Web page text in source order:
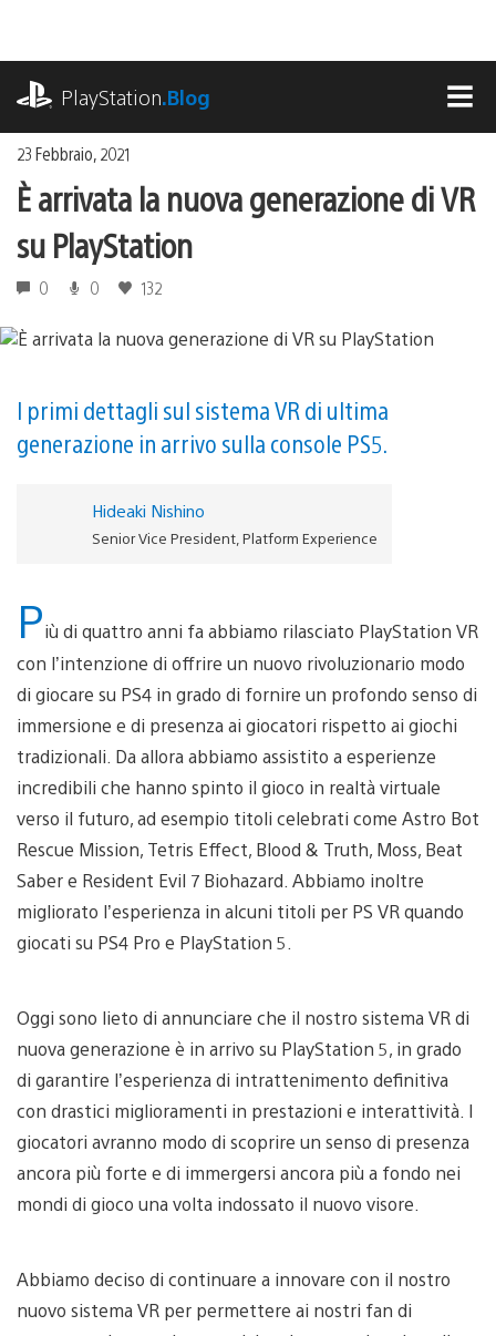
contenuto
PlayStation.Blog
23 Febbraio, 2021
È arrivata la nuova generazione di VR
su PlayStation
0 0 132
I primi dettagli sul sistema VR di ultima
generazione in arrivo sulla console PS5.
Hideaki Nishino
Senior Vice President, Platform Experience
Più di quattro anni fa abbiamo rilasciato PlayStation VR
con l’intenzione di offrire un nuovo rivoluzionario modo
di giocare su PS4 in grado di fornire un profondo senso di
immersione e di presenza ai giocatori rispetto ai giochi
tradizionali. Da allora abbiamo assistito a esperienze
incredibili che hanno spinto il gioco in realtà virtuale
verso il futuro, ad esempio titoli celebrati come Astro Bot
Rescue Mission, Tetris Effect, Blood & Truth, Moss, Beat
Saber e Resident Evil 7 Biohazard. Abbiamo inoltre
migliorato l’esperienza in alcuni titoli per PS VR quando
giocati su PS4 Pro e PlayStation 5.
Oggi sono lieto di annunciare che il nostro sistema VR di
nuova generazione è in arrivo su PlayStation 5, in grado
di garantire l’esperienza di intrattenimento definitiva
con drastici miglioramenti in prestazioni e interattività. I
giocatori avranno modo di scoprire un senso di presenza
ancora più forte e di immergersi ancora più a fondo nei
mondi di gioco una volta indossato il nuovo visore.
Abbiamo deciso di continuare a innovare con il nostro
nuovo sistema VR per permettere ai nostri fan di